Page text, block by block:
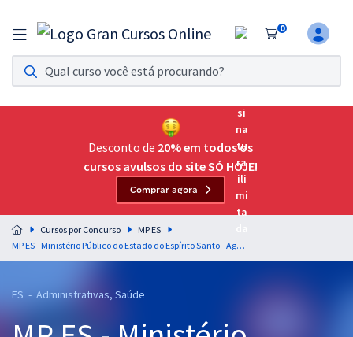
0
Assinatura Ilimitada 11
Acesso a todos os cursos. Teste grátis por 7 dias!
Assinatura OAB Até Passar
Acesso ilimitado a toda preparação para o Exame da
Residências Multiprofissionais
Preparação completa e intensiva para as principais
residências em saúde do Brasil
Desconto de 20% em todos os
cursos avulsos do site SÓ HOJE!
Comprar agora
Cursos por Concurso
MP ES
MP ES - Ministério Público do Estado do Espírito Santo - Agente Técnico - Função: Assistente Social
ES - Administrativas, Saúde